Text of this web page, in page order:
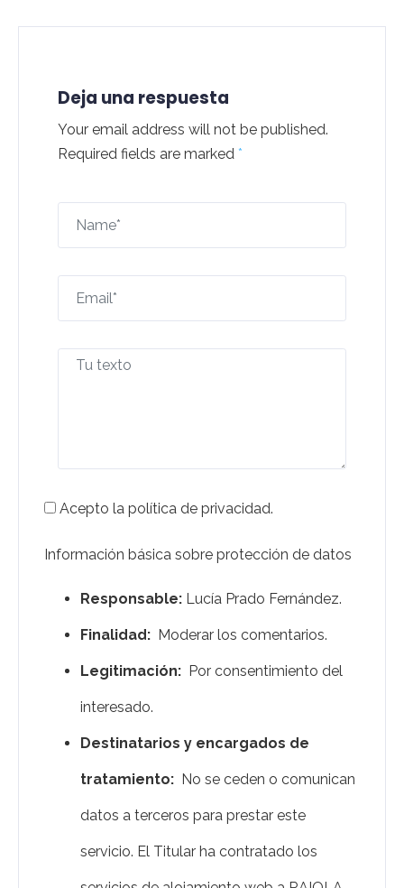
Deja una respuesta
Your email address will not be published.
Required fields are marked *
Acepto la política de privacidad.
Información básica sobre protección de datos
Responsable:Lucía Prado Fernández.
Finalidad:Moderar los comentarios.
Legitimación:Por consentimiento del
interesado.
Destinatarios y encargados de
tratamiento:No se ceden o comunican
datos a terceros para prestar este
servicio. El Titular ha contratado los